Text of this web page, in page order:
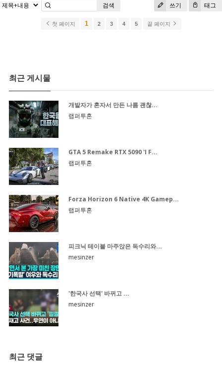
쓰기 태그
검색
첫 페이지 1 2 3 4 5 끝 페이지
최근 게시물
개발자가 혼자서 만든 나름 괜찮...
랩퍼투혼
GTA 5 Remake RTX 5090 'I F...
랩퍼투혼
Forza Horizon 6 Native 4K Gamep...
랩퍼투혼
피크닉 테이블 마주앉은 독수리와...
mesinzer
'한국사 선택' 바뀌고 ...
mesinzer
최근 댓글